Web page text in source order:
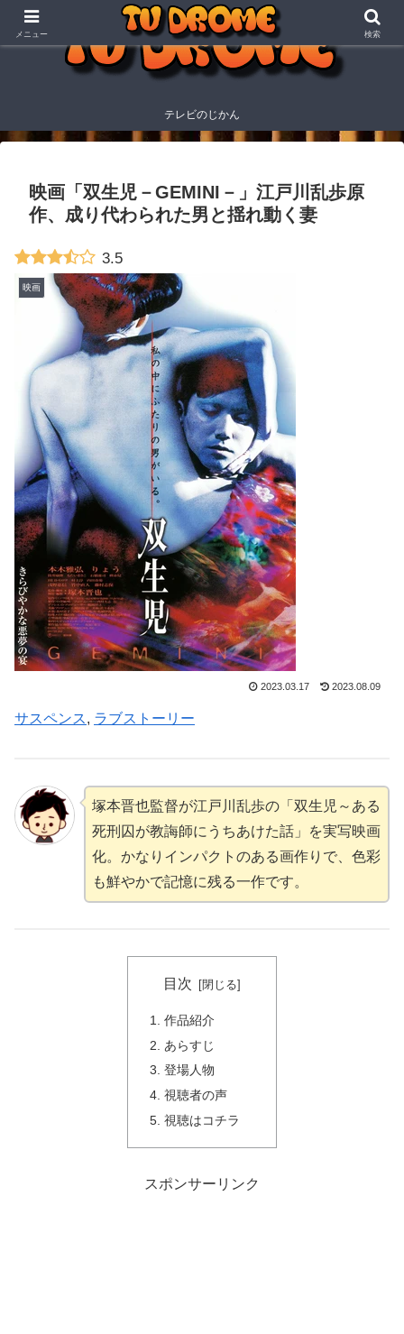
テレビのじかん
映画「双生児－GEMINI－」江戸川乱歩原
作、成り代わられた男と揺れ動く妻
3.5
映画
2023.03.17 2023.08.09
サスペンス, ラブストーリー
塚本晋也監督が江戸川乱歩の「双生児～ある
死刑囚が教誨師にうちあけた話」を実写映画
化。かなりインパクトのある画作りで、色彩
も鮮やかで記憶に残る一作です。
目次
作品紹介
あらすじ
登場人物
視聴者の声
視聴はコチラ
スポンサーリンク
メニュー 検索